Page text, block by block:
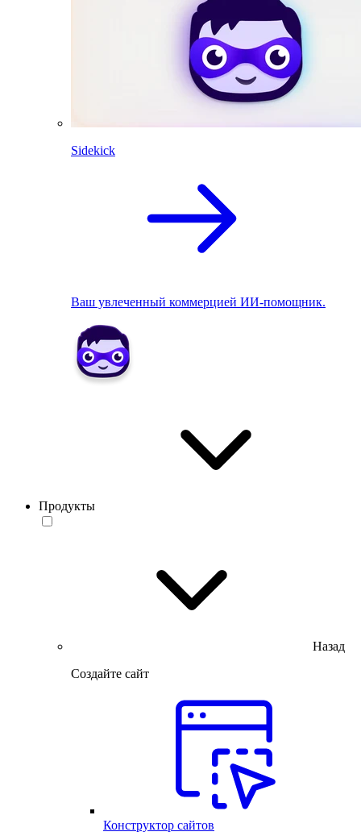
Sidekick
Ваш увлеченный коммерцией ИИ-помощник.
Продукты
Назад
Создайте сайт
Конструктор сайтов